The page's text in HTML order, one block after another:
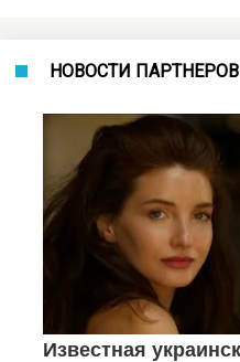
НОВОСТИ ПАРТНЕРОВ